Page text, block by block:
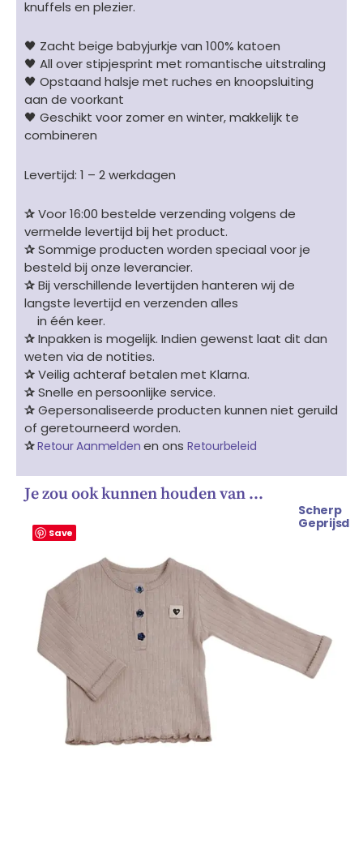
knuffels en plezier.
🖤 Zacht beige babyjurkje van 100% katoen
🖤 All over stipjesprint met romantische uitstraling
🖤 Opstaand halsje met ruches en knoopsluiting
aan de voorkant
🖤 Geschikt voor zomer en winter, makkelijk te
combineren
Levertijd: 1 – 2 werkdagen
✰Voor 16:00 bestelde verzending volgens de
vermelde levertijd bij het product.
✰Sommige producten worden speciaal voor je
besteld bij onze leverancier.
✰Bij verschillende levertijden hanteren wij de
langste levertijd en verzenden alles
in één keer.
✰Inpakken is mogelijk. Indien gewenst laat dit dan
weten via de notities.
✰Veilig achteraf betalen met Klarna.
✰Snelle en persoonlijke service.
✰Gepersonaliseerde producten kunnen niet geruild
of geretourneerd worden.
✰Retour Aanmelden en ons Retourbeleid
Je zou ook kunnen houden van …
Save
Scherp
Geprijsd
prijs
was:
€ 24.99.€ 21.99.